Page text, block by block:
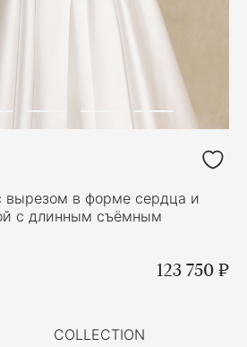
вырезом в форме сердца и
с длинным съёмным
123 750 ₽
COLLECTION